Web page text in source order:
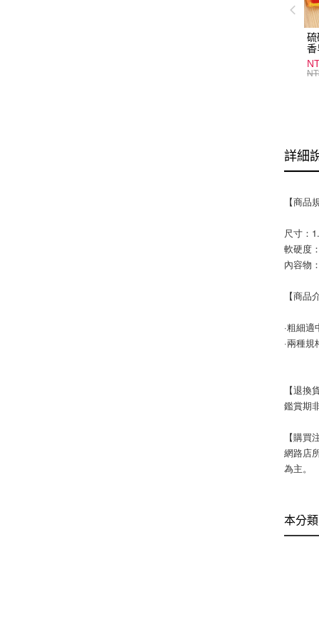
硫
香
護
詳細
【商品
尺寸：
軟硬度
內容物
【商品
·粗細
·兩種
【退換
鑑賞期
【購買
網路店
為主。
本分